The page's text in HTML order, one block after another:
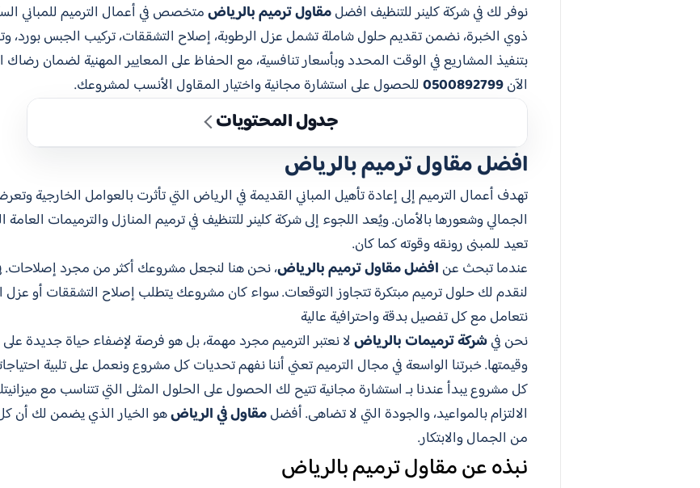
نوفر لك في شركة كلينر للتنظيف افضلمقاول ترميم بالرياضمتخصص في أعمال الترميم للمباني
ذوي الخبرة، نضمن تقديم حلول شاملة تشمل عزل الرطوبة، إصلاح التشققات، تركيب الجبس بورد،
بتنفيذ المشاريع في الوقت المحدد وبأسعار تنافسية، مع الحفاظ على المعايير المهنية لضمان
الآن0500892799 للحصول على استشارة مجانية واختيار المقاول الأنسب لمشروعك.
جدول المحتويات
افضل مقاول ترميم بالرياض
تهدف أعمال الترميم إلى إعادة تأهيل المباني القديمة في الرياض التي تأثرت بالعوامل الخارجية
الجمالي وشعورها بالأمان. ويُعد اللجوء إلى شركة كلينر للتنظيف في ترميم المنازل والترميمات
تعيد للمبنى رونقه وقوته كما كان.
عندما تبحث عن افضل مقاول ترميم بالرياض، نحن هنا لنجعل مشروعك أكثر من مجرد إصلاحات. في
لنقدم لك حلول ترميم مبتكرة تتجاوز التوقعات. سواء كان مشروعك يتطلب إصلاح التشققات أو عزل
نتعامل مع كل تفصيل بدقة واحترافية عالية
نحن فيشركة ترميمات بالرياضلا نعتبر الترميم مجرد مهمة، بل هو فرصة لإضفاء حياة جديدة
وقيمتها. خبرتنا الواسعة في مجال الترميم تعني أننا نفهم تحديات كل مشروع ونعمل على تلبية
كل مشروع يبدأ عندنا بـ استشارة مجانية تتيح لك الحصول على الحلول المثلى التي تتناسب مع ميزانيتك
الالتزام بالمواعيد، والجودة التي لا تضاهى. أفضلمقاول في الرياض هو الخيار الذي يضمن لك أن
من الجمال والابتكار.
نبذه عن مقاول ترميم بالرياض